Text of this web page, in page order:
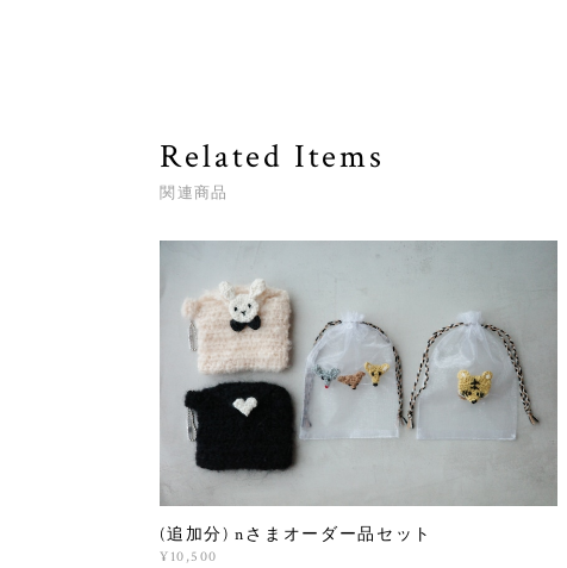
Related Items
関連商品
(追加分) nさまオーダー品セット
¥10,500